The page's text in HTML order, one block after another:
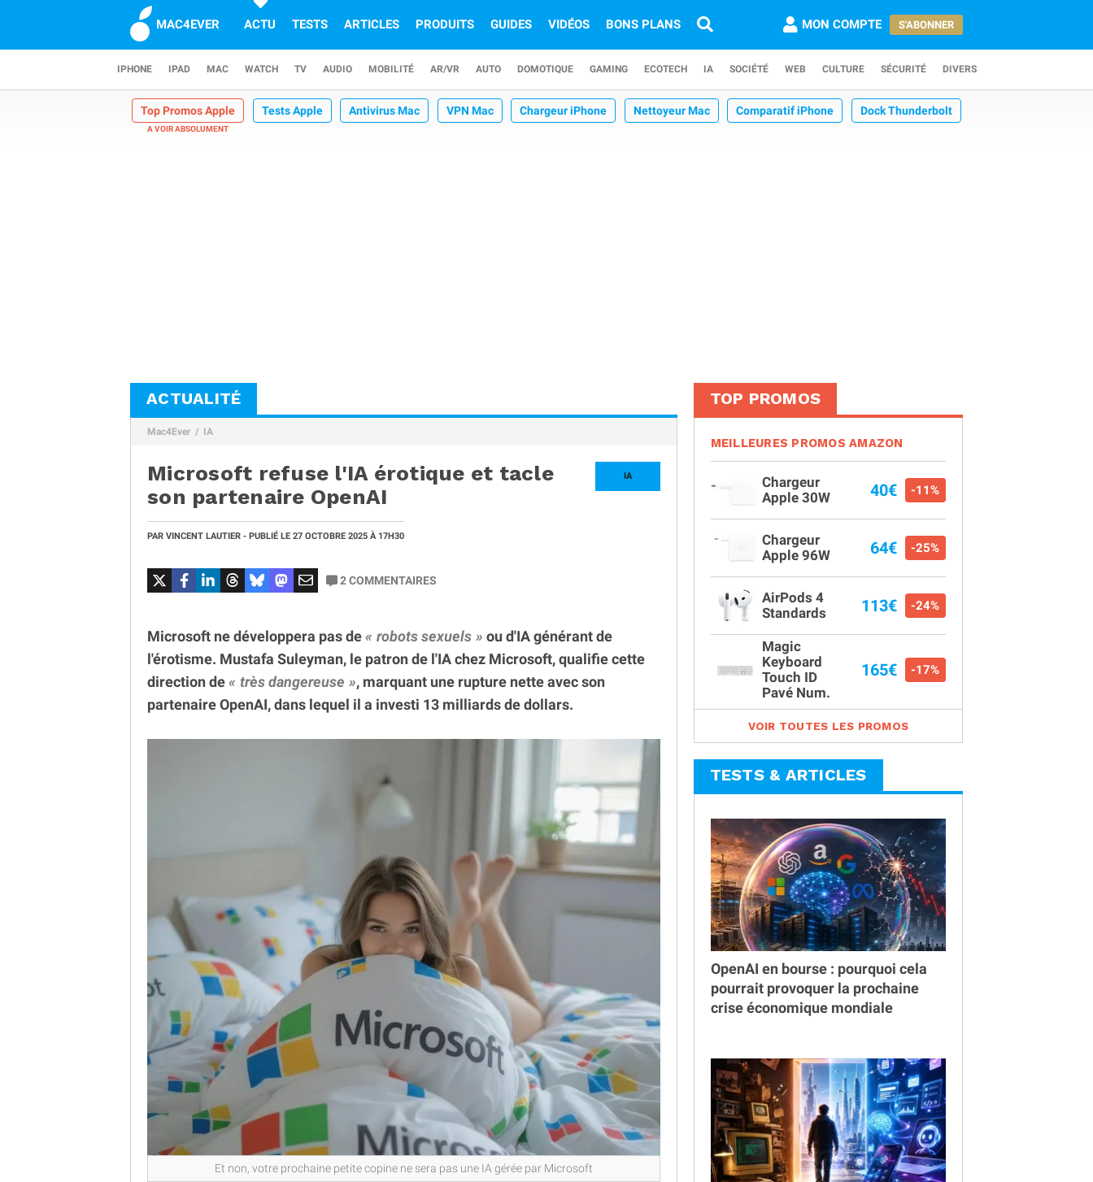
MAC4EVER ACTU TESTS ARTICLES PRODUITS GUIDES VIDÉOS BONS PLANS MON COMPTE S'ABONNER
IPHONE IPAD MAC WATCH TV AUDIO MOBILITÉ AR/VR AUTO DOMOTIQUE GAMING ECOTECH IA SOCIÉTÉ WEB CULTURE SÉCURITÉ DIVERS
Top Promos Apple Tests Apple Antivirus Mac VPN Mac Chargeur iPhone Nettoyeur Mac Comparatif iPhone Dock Thunderbolt
ACTUALITÉ
Mac4Ever IA
IA
Microsoft refuse l'IA érotique et tacle
son partenaire OpenAI
PAR VINCENT LAUTIER - PUBLIÉ LE 27 OCTOBRE 2025 À 17H30
2COMMENTAIRES
Microsoft ne développera pas de robots sexuels
ou d'IA générant de
l'érotisme. Mustafa Suleyman, le patron de l'IA chez Microsoft, qualifie cette
direction de
très dangereuse
, marquant une rupture nette avec son
partenaire OpenAI, dans lequel il a investi 13 milliards de dollars.
Et non, votre prochaine petite copine ne sera pas une IA gérée par Microsoft
TOP PROMOS
MEILLEURES PROMOS AMAZON
Chargeur
Apple 30W
40€ -11%
Chargeur
Apple 96W
64€ -25%
AirPods 4
Standards
113€ -24%
Magic
Keyboard
Touch ID
Pavé Num.
165€ -17%
VOIR TOUTES LES PROMOS
TESTS & ARTICLES
OpenAI en bourse : pourquoi cela
pourrait provoquer la prochaine
crise économique mondiale